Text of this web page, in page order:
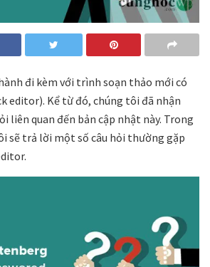
đi kèm với trình soạn thảo mới có
editor). Kể từ đó, chúng tôi đã nhận
liên quan đến bản cập nhật này. Trong
sẽ trả lời một số câu hỏi thường gặp